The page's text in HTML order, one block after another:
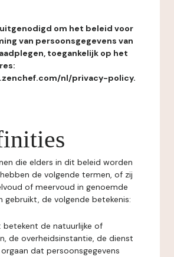
om het beleid voor
van persoonsgegevens van
toegankelijk op het
nl/privacy-policy.
die elders in dit beleid worden
de volgende termen, of zij
of meervoud in genoemde
gebruikt, de volgende betekenis:
betekent de natuurlijke of
de overheidsinstantie, de dienst
dat persoonsgegevens